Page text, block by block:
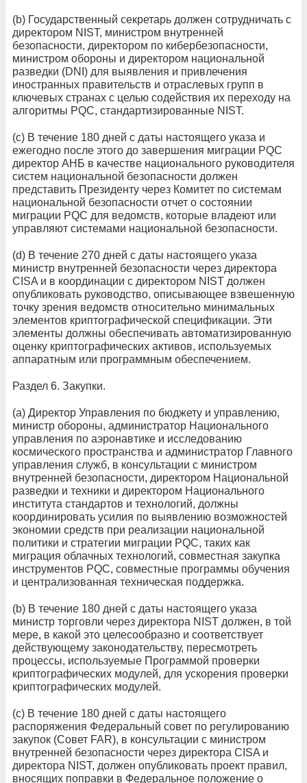
(b) Государственный секретарь должен сотрудничать с
директором NIST, министром внутренней
безопасности, директором по кибербезопасности,
министром обороны и директором национальной
разведки (DNI) для выявления и привлечения
иностранных правительств и отраслевых групп в
ключевых странах с целью содействия их переходу на
алгоритмы PQC, стандартизированные NIST.
(c) В течение 180 дней с даты настоящего указа и
ежегодно после этого до завершения миграции PQC
директор АНБ в качестве национального руководителя
систем национальной безопасности должен
представить Президенту через Комитет по системам
национальной безопасности отчет о состоянии
миграции PQC для ведомств, которые владеют или
управляют системами национальной безопасности.
(d) В течение 270 дней с даты настоящего указа
министр внутренней безопасности через директора
CISA и в координации с директором NIST должен
опубликовать руководство, описывающее взвешенную
точку зрения ведомств относительно минимальных
элементов криптографической спецификации. Эти
элементы должны обеспечивать автоматизированную
оценку криптографических активов, используемых
аппаратным или программным обеспечением.
Раздел 6. Закупки.
(а) Директор Управления по бюджету и управлению,
министр обороны, администратор Национального
управления по аэронавтике и исследованию
космического пространства и администратор Главного
управления служб, в консультации с министром
внутренней безопасности, директором Национальной
разведки и техники и директором Национального
института стандартов и технологий, должны
координировать усилия по выявлению возможностей
экономии средств при реализации национальной
политики и стратегии миграции PQC, таких как
миграция облачных технологий, совместная закупка
инструментов PQC, совместные программы обучения
и централизованная техническая поддержка.
(b) В течение 180 дней с даты настоящего указа
министр торговли через директора NIST должен, в той
мере, в какой это целесообразно и соответствует
действующему законодательству, пересмотреть
процессы, используемые Программой проверки
криптографических модулей, для ускорения проверки
криптографических модулей.
(c) В течение 180 дней с даты настоящего
распоряжения Федеральный совет по регулированию
закупок (Совет FAR), в консультации с министром
внутренней безопасности через директора CISA и
директора NIST, должен опубликовать проект правил,
вносящих поправки в Федеральное положение о